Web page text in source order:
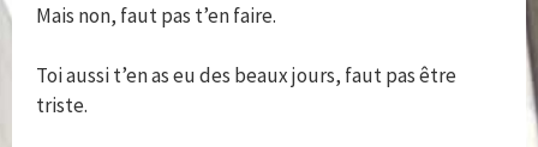
Mais non, faut pas t’en faire.
Toi aussi t’en as eu des beaux jours, faut pas être
triste.